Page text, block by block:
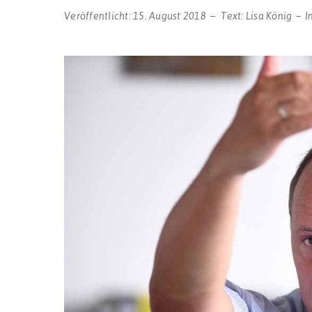
Veröffentlicht: 15. August 2018 Text: Lisa König In